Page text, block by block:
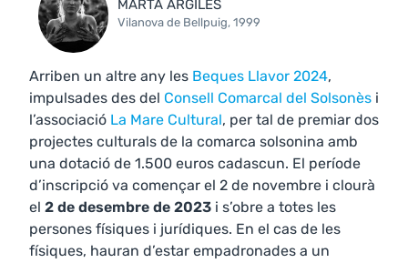
MARTA ARGILÉS
Vilanova de Bellpuig, 1999
Arriben un altre any les Beques Llavor 2024,
impulsades des del Consell Comarcal del Solsonès i
l’associació La Mare Cultural, per tal de premiar dos
projectes culturals de la comarca solsonina amb
una dotació de 1.500 euros cadascun. El període
d’inscripció va començar el 2 de novembre i clourà
el 2 de desembre de 2023 i s’obre a totes les
persones físiques i jurídiques. En el cas de les
físiques, hauran d’estar empadronades a un